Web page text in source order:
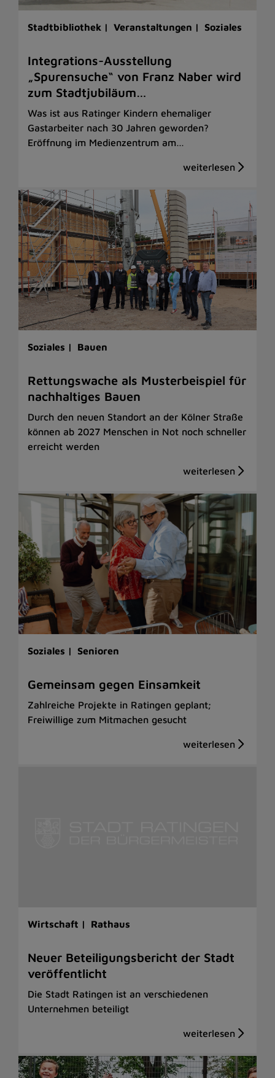
Stadtbibliothek | Veranstaltungen | Soziales
Integrations-Ausstellung
„Spurensuche“ von Franz Naber wird
zum Stadtjubiläum…
Was ist aus Ratinger Kindern ehemaliger
Gastarbeiter nach 30 Jahren geworden?
Eröffnung im Medienzentrum am…
Soziales | Bauen
Rettungswache als Musterbeispiel für
nachhaltiges Bauen
Durch den neuen Standort an der Kölner Straße
können ab 2027 Menschen in Not noch schneller
erreicht werden
Soziales | Senioren
Gemeinsam gegen Einsamkeit
Zahlreiche Projekte in Ratingen geplant;
Freiwillige zum Mitmachen gesucht
Wirtschaft | Rathaus
Neuer Beteiligungsbericht der Stadt
veröffentlicht
Die Stadt Ratingen ist an verschiedenen
Unternehmen beteiligt